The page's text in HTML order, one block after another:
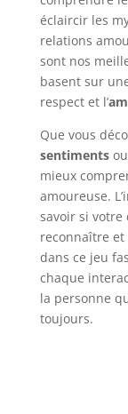
éclaircir les
relations
sont nos
basent sur
respect et l’
Que vous
sentimentsou
mieux
amoureuse.
savoir si votre
reconnaître et
dans ce jeu
chaque
la personne
toujours.